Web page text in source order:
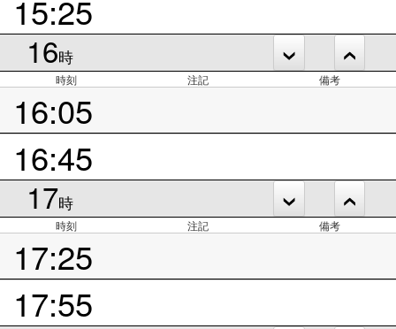
15:25
16時
時刻 注記 備考
16:05
16:45
17時
時刻 注記 備考
17:25
17:55